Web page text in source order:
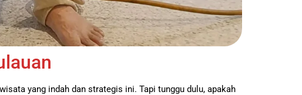
yang indah dan strategis ini. Tapi tunggu dulu, apakah